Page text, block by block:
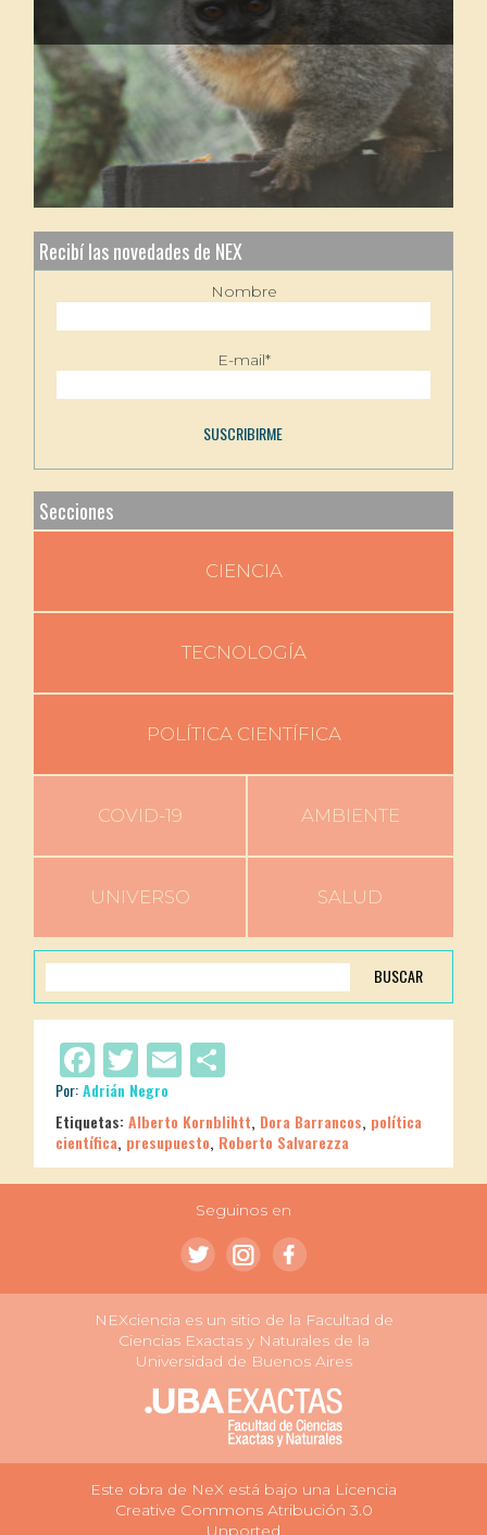
Recibí las novedades de NEX
Nombre
E-mail*
Secciones
CIENCIA
TECNOLOGÍA
POLÍTICA CIENTÍFICA
COVID-19 AMBIENTE
UNIVERSO SALUD
BUSCAR
Facebook
Twitter
Email
Por: Adrián Negro
Etiquetas:Alberto Kornblihtt, Dora Barrancos, política
científica, presupuesto, Roberto Salvarezza
Seguinos en
NEXciencia es un sitio de la Facultad de
Ciencias Exactas y Naturales de la
Universidad de Buenos Aires
Este obra de NeX está bajo una Licencia
Creative Commons Atribución 3.0
Unported